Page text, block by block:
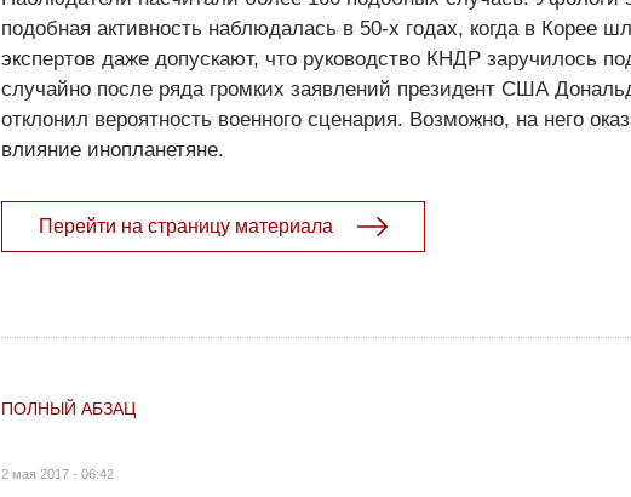
подобная активность наблюдалась в 50-х годах, когда в Корее
экспертов даже допускают, что руководство КНДР заручилось
случайно после ряда громких заявлений президент США
отклонил вероятность военного сценария. Возможно, на него
влияние инопланетяне.
Перейти на страницу материала
ПОЛНЫЙ АБЗАЦ
2 мая 2017 - 06:42